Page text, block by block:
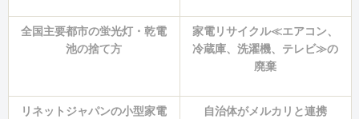
全国主要都市の蛍光灯・乾電
池の捨て方
家電リサイクル≪エアコン、
冷蔵庫、洗濯機、テレビ≫の
廃棄
リネットジャパンの小型家電
自治体がメルカリと連携